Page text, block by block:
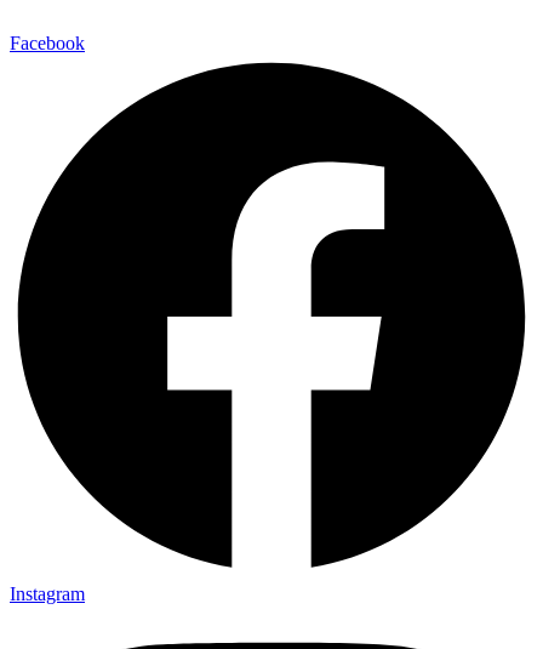
Facebook
Instagram